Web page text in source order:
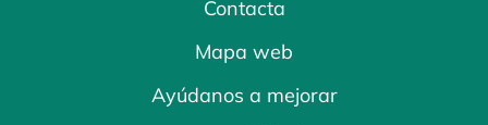
Contacta
Mapa web
Ayúdanos a mejorar